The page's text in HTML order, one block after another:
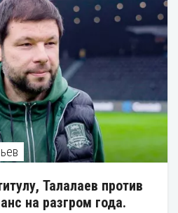
Талалаев против
на разгром года.